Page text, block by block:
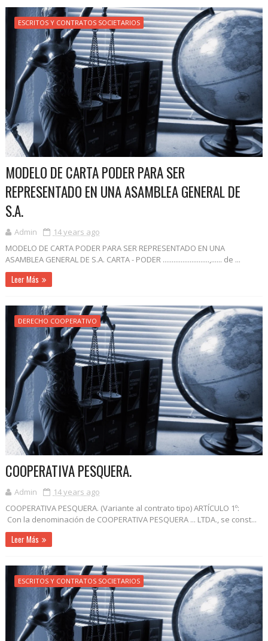
ESCRITOS Y CONTRATOS SOCIETARIOS
MODELO DE CARTA PODER PARA SER
REPRESENTADO EN UNA ASAMBLEA GENERAL DE
S.A.
Admin
14 years ago
MODELO DE CARTA PODER PARA SER REPRESENTADO EN UNA
ASAMBLEA GENERAL DE S.A. CARTA - PODER ..........................,...... de ...
Leer Más
DERECHO COOPERATIVO
COOPERATIVA PESQUERA.
Admin
14 years ago
COOPERATIVA PESQUERA. (Variante al contrato tipo) ARTÍCULO 1º:
Con la denominación de COOPERATIVA PESQUERA ... LTDA., se const...
Leer Más
ESCRITOS Y CONTRATOS SOCIETARIOS